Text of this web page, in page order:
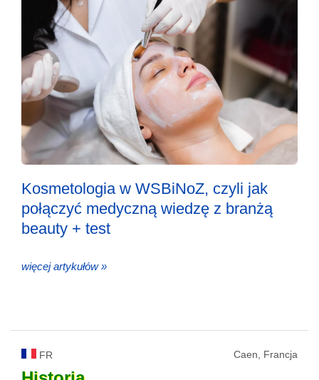
Kosmetologia w WSBiNoZ, czyli jak
połączyć medyczną wiedzę z branżą
beauty + test
więcej artykułów »
FR Caen, Francja